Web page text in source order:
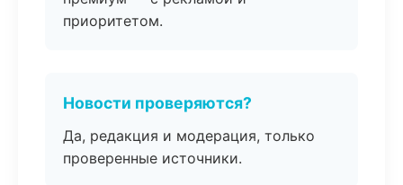
приоритетом.
Новости проверяются?
Да, редакция и модерация, только
проверенные источники.